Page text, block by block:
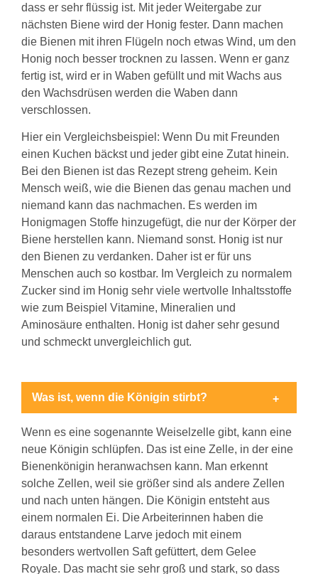
dass er sehr flüssig ist. Mit jeder Weitergabe zur
nächsten Biene wird der Honig fester. Dann machen
die Bienen mit ihren Flügeln noch etwas Wind, um den
Honig noch besser trocknen zu lassen. Wenn er ganz
fertig ist, wird er in Waben gefüllt und mit Wachs aus
den Wachsdrüsen werden die Waben dann
verschlossen.
Hier ein Vergleichsbeispiel: Wenn Du mit Freunden
einen Kuchen bäckst und jeder gibt eine Zutat hinein.
Bei den Bienen ist das Rezept streng geheim. Kein
Mensch weiß, wie die Bienen das genau machen und
niemand kann das nachmachen. Es werden im
Honigmagen Stoffe hinzugefügt, die nur der Körper der
Biene herstellen kann. Niemand sonst. Honig ist nur
den Bienen zu verdanken. Daher ist er für uns
Menschen auch so kostbar. Im Vergleich zu normalem
Zucker sind im Honig sehr viele wertvolle Inhaltsstoffe
wie zum Beispiel Vitamine, Mineralien und
Aminosäure enthalten. Honig ist daher sehr gesund
und schmeckt unvergleichlich gut.
Was ist, wenn die Königin stirbt?
Wenn es eine sogenannte Weiselzelle gibt, kann eine
neue Königin schlüpfen. Das ist eine Zelle, in der eine
Bienenkönigin heranwachsen kann. Man erkennt
solche Zellen, weil sie größer sind als andere Zellen
und nach unten hängen. Die Königin entsteht aus
einem normalen Ei. Die Arbeiterinnen haben die
daraus entstandene Larve jedoch mit einem
besonders wertvollen Saft gefüttert, dem Gelee
Royale. Das macht sie sehr groß und stark, so dass